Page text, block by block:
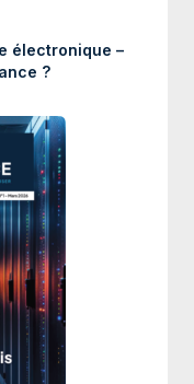
électronique –
?